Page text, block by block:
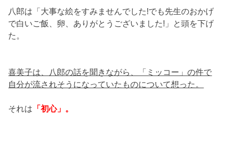
八郎は「大事な絵をすみませんでした!でも先生のおかげ
で白いご飯、卵、ありがとうございました!」と頭を下げ
た。
喜美子は、八郎の話を聞きながら、「ミッコー」の件で
自分が流されそうになっていたものについて想った。
それは 「初心」。